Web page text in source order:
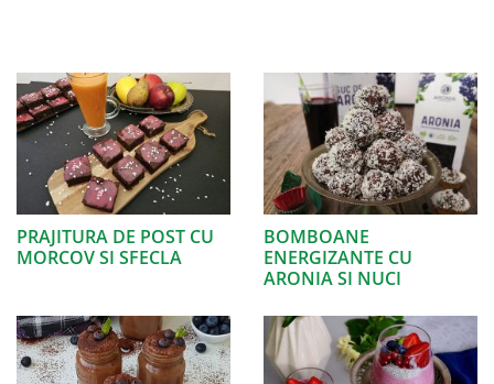
PRAJITURA DE POST CU
MORCOV SI SFECLA
BOMBOANE
ENERGIZANTE CU
ARONIA SI NUCI